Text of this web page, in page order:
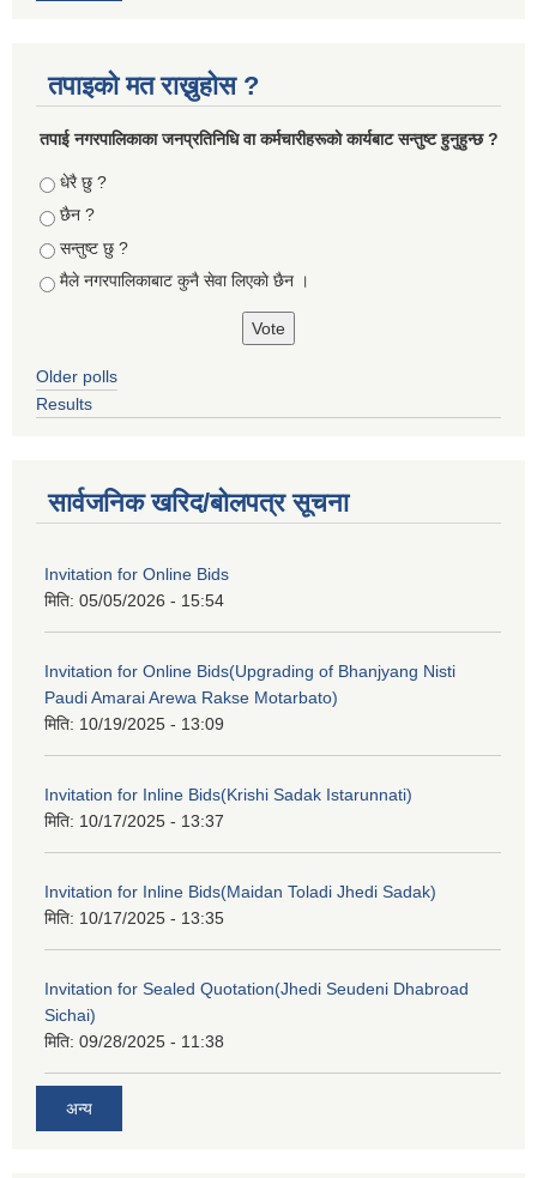
तपाइको मत राख्नुहोस ?
तपा‌ई नगरपालिकाका जनप्रतिनिधि वा कर्मचारीहरूकाे कार्यबाट सन्तुष्ट हुनुहुन्छ ?
Choices
धेरै छु ?
छैन ?
सन्तुष्ट छु ?
मैले नगरपालिकाबाट कुनै सेवा लिएकाे छैन ।
Older polls
Results
सार्वजनिक खरिद/बोलपत्र सूचना
Invitation for Online Bids
मिति: 05/05/2026 - 15:54
Invitation for Online Bids(Upgrading of Bhanjyang Nisti
Paudi Amarai Arewa Rakse Motarbato)
मिति: 10/19/2025 - 13:09
Invitation for Inline Bids(Krishi Sadak Istarunnati)
मिति: 10/17/2025 - 13:37
Invitation for Inline Bids(Maidan Toladi Jhedi Sadak)
मिति: 10/17/2025 - 13:35
Invitation for Sealed Quotation(Jhedi Seudeni Dhabroad
Sichai)
मिति: 09/28/2025 - 11:38
अन्य